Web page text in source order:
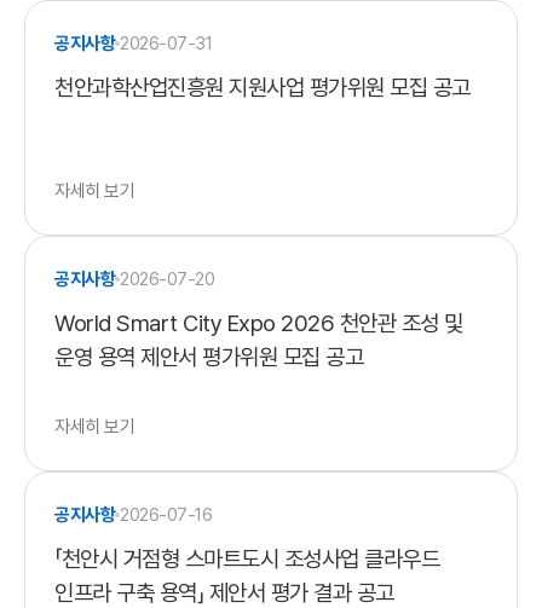
공지사항 2026-07-31
천안과학산업진흥원 지원사업 평가위원 모집 공고
자세히 보기
공지사항 2026-07-20
World Smart City Expo 2026 천안관 조성 및
운영 용역 제안서 평가위원 모집 공고
자세히 보기
공지사항 2026-07-16
「천안시 거점형 스마트도시 조성사업 클라우드
인프라 구축 용역」 제안서 평가 결과 공고